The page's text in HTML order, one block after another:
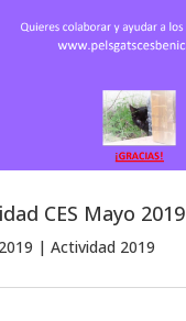
CES Mayo 2019
| Actividad 2019